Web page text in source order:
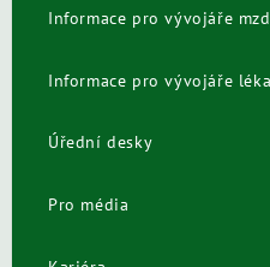
Informace pro vývojáře
Informace pro vývojáře
Úřední desky
Pro média